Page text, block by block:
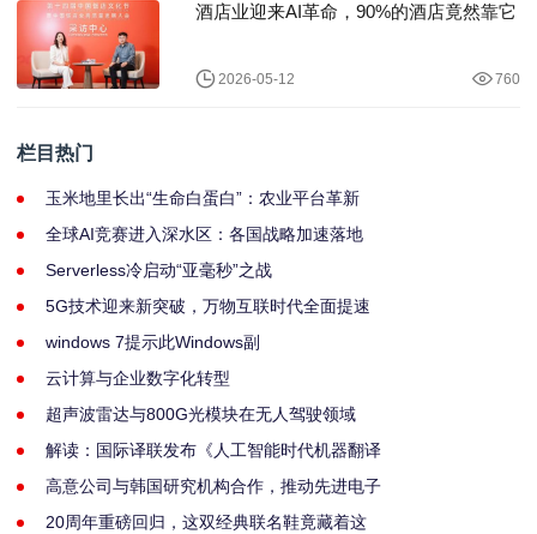
酒店业迎来AI革命，90%的酒店竟然靠它
2026-05-12 760
栏目热门
玉米地里长出“生命白蛋白”：农业平台革新
全球AI竞赛进入深水区：各国战略加速落地
Serverless冷启动“亚毫秒”之战
5G技术迎来新突破，万物互联时代全面提速
windows 7提示此Windows副
云计算与企业数字化转型
超声波雷达与800G光模块在无人驾驶领域
解读：国际译联发布《人工智能时代机器翻译
高意公司与韩国研究机构合作，推动先进电子
20周年重磅回归，这双经典联名鞋竟藏着这